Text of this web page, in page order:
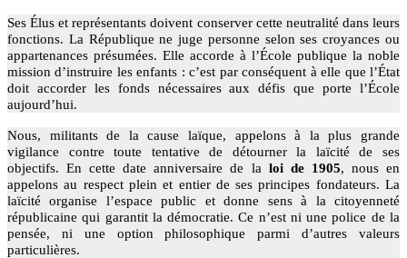
Ses Élus et représentants doivent conserver cette neutralité dans leurs
fonctions. La République ne juge personne selon ses croyances ou
appartenances présumées. Elle accorde à l’École publique la noble
mission d’instruire les enfants : c’est par conséquent à elle que l’État
doit accorder les fonds nécessaires aux défis que porte l’École
aujourd’hui.
Nous, militants de la cause laïque, appelons à la plus grande
vigilance contre toute tentative de détourner la laïcité de ses
objectifs. En cette date anniversaire de la loi de 1905, nous en
appelons au respect plein et entier de ses principes fondateurs. La
laïcité organise l’espace public et donne sens à la citoyenneté
républicaine qui garantit la démocratie. Ce n’est ni une police de la
pensée, ni une option philosophique parmi d’autres valeurs
particulières.